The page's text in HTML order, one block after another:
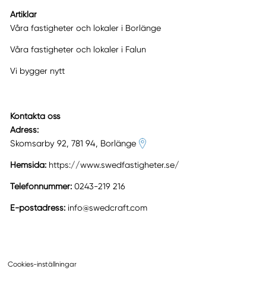
Artiklar
Våra fastigheter och lokaler i Borlänge
Våra fastigheter och lokaler i Falun
Vi bygger nytt
Kontakta oss
Adress:
Skomsarby 92, 781 94, Borlänge
Hemsida: https://www.swedfastigheter.se/
Telefonnummer: 0243-219 216
E-postadress: info@swedcraft.com
Cookies-inställningar